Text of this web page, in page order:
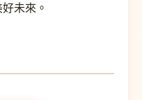
未來。